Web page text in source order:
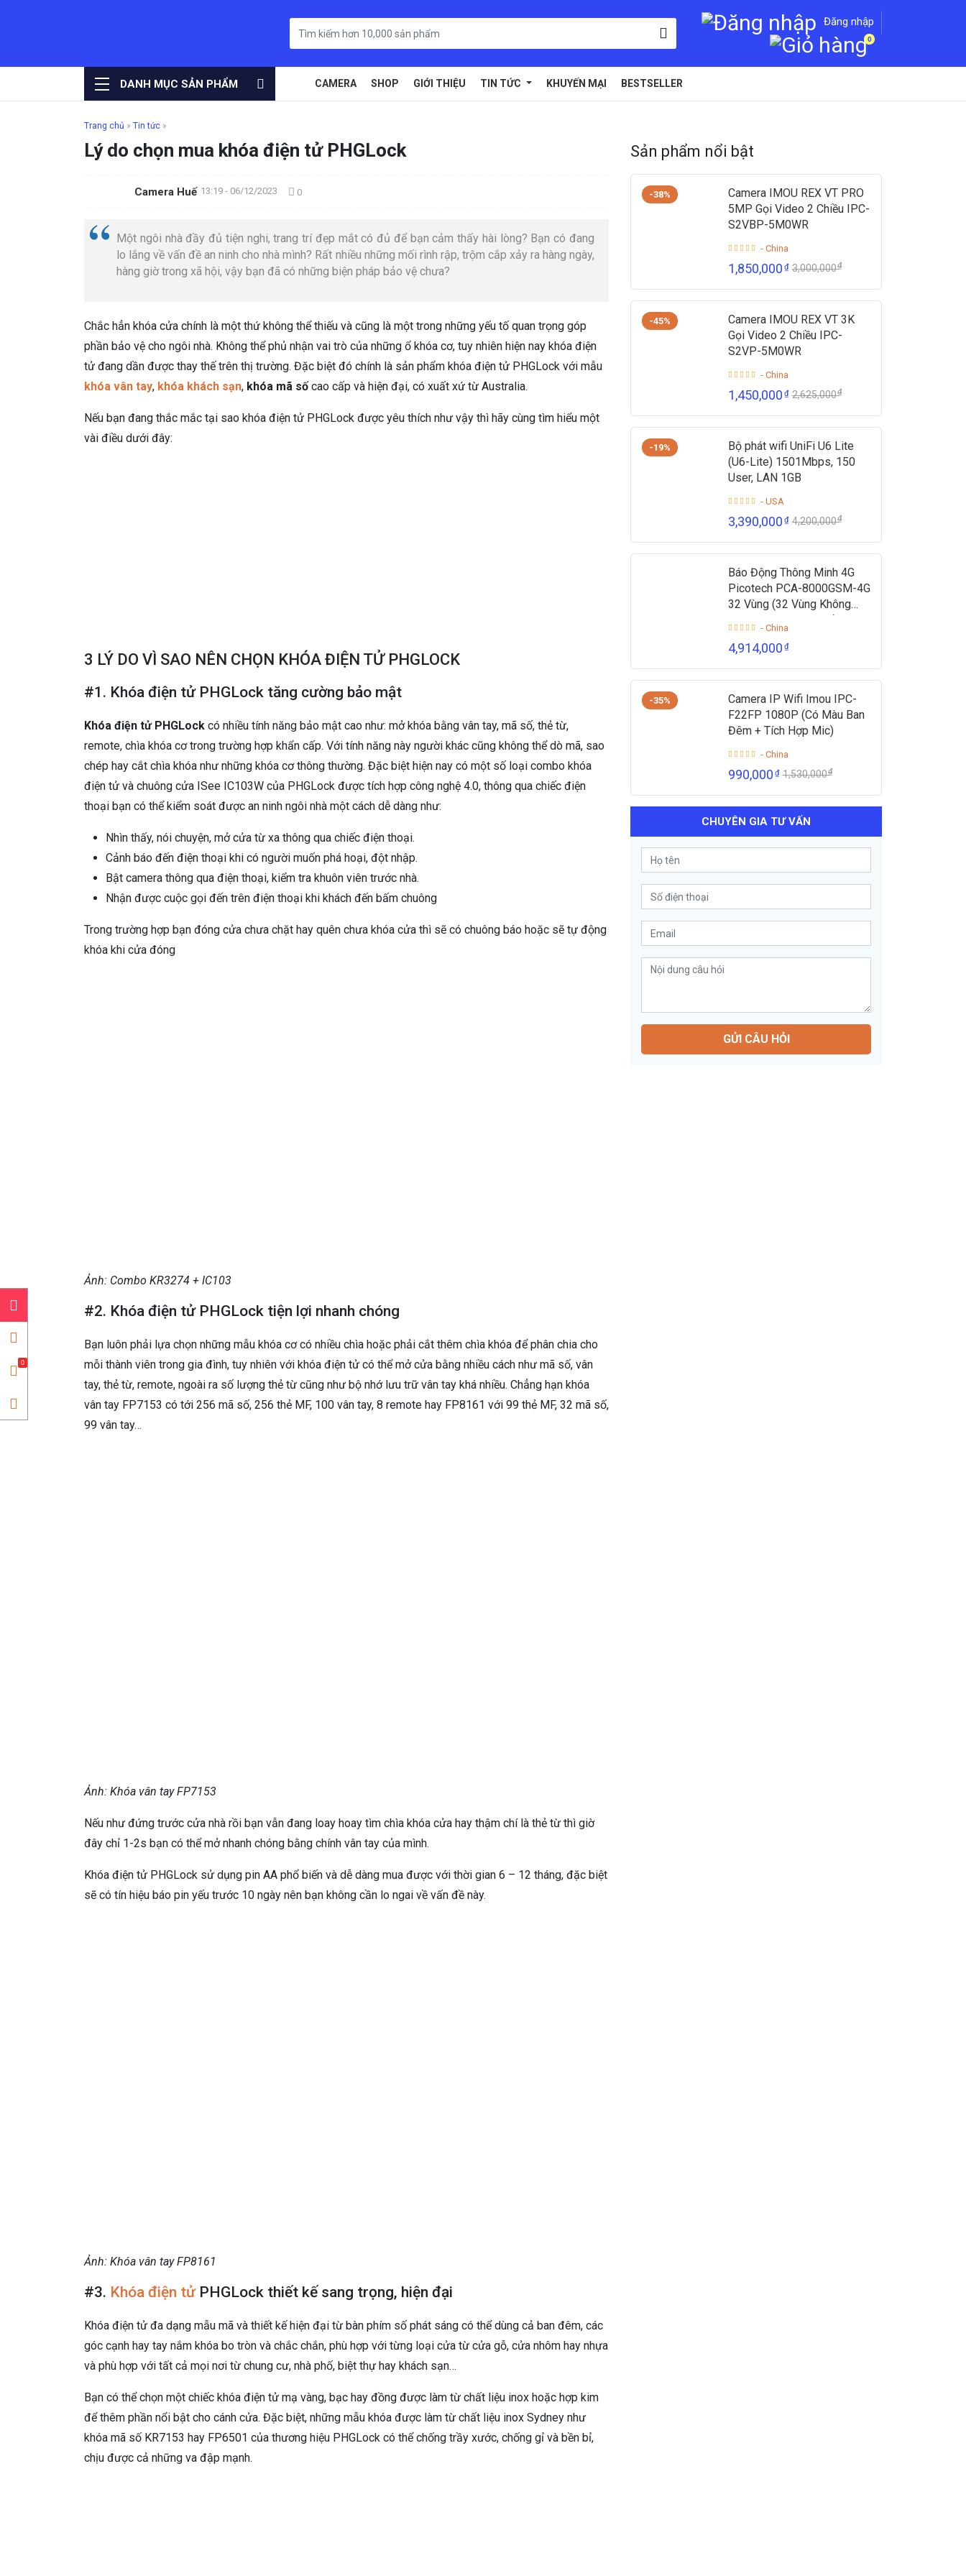
Đăng nhập
0
DANH MỤC SẢN PHẨM CAMERA SHOP GIỚI THIỆU TIN TỨC KHUYẾN MẠI BESTSELLER
Trang chủ » Tin tức »
Lý do chọn mua khóa điện tử PHGLock
Camera Huế 13:19 - 06/12/2023 0
Một ngôi nhà đầy đủ tiện nghi, trang trí đẹp mắt có đủ để bạn cảm thấy hài lòng? Bạn có đang
lo lắng về vấn đề an ninh cho nhà mình? Rất nhiều những mối rình rập, trộm cắp xảy ra hàng ngày,
hàng giờ trong xã hội, vậy bạn đã có những biện pháp bảo vệ chưa?
Chắc hẳn khóa cửa chính là một thứ không thể thiếu và cũng là một trong những yếu tố quan trọng góp
phần bảo vệ cho ngôi nhà. Không thể phủ nhận vai trò của những ổ khóa cơ, tuy nhiên hiện nay khóa điện
tử đang dần được thay thế trên thị trường. Đặc biệt đó chính là sản phẩm khóa điện tử PHGLock với mẫu
khóa vân tay, khóa khách sạn, khóa mã số cao cấp và hiện đại, có xuất xứ từ Australia.
Nếu bạn đang thắc mắc tại sao khóa điện tử PHGLock được yêu thích như vậy thì hãy cùng tìm hiểu một
vài điều dưới đây:
3 LÝ DO VÌ SAO NÊN CHỌN KHÓA ĐIỆN TỬ PHGLOCK
#1. Khóa điện tử PHGLock tăng cường bảo mật
Khóa điện tử PHGLock có nhiều tính năng bảo mật cao như: mở khóa bằng vân tay, mã số, thẻ từ,
remote, chìa khóa cơ trong trường hợp khẩn cấp. Với tính năng này người khác cũng không thể dò mã, sao
chép hay cắt chìa khóa như những khóa cơ thông thường. Đặc biệt hiện nay có một số loại combo khóa
điện tử và chuông cửa ISee IC103W của PHGLock được tích hợp công nghệ 4.0, thông qua chiếc điện
thoại bạn có thể kiểm soát được an ninh ngôi nhà một cách dễ dàng như:
Nhìn thấy, nói chuyện, mở cửa từ xa thông qua chiếc điện thoại.
Cảnh báo đến điện thoại khi có người muốn phá hoại, đột nhập.
Bật camera thông qua điện thoại, kiểm tra khuôn viên trước nhà.
Nhận được cuộc gọi đến trên điện thoại khi khách đến bấm chuông
Trong trường hợp bạn đóng cửa chưa chặt hay quên chưa khóa cửa thì sẽ có chuông báo hoặc sẽ tự động
khóa khi cửa đóng
Ảnh: Combo KR3274 + IC103
#2. Khóa điện tử PHGLock tiện lợi nhanh chóng
Bạn luôn phải lựa chọn những mẫu khóa cơ có nhiều chìa hoặc phải cắt thêm chìa khóa để phân chia cho
mỗi thành viên trong gia đình, tuy nhiên với khóa điện tử có thể mở cửa bằng nhiều cách như mã số, vân
tay, thẻ từ, remote, ngoài ra số lượng thẻ từ cũng như bộ nhớ lưu trữ vân tay khá nhiều. Chẳng hạn khóa
vân tay FP7153 có tới 256 mã số, 256 thẻ MF, 100 vân tay, 8 remote hay FP8161 với 99 thẻ MF, 32 mã số,
99 vân tay…
Ảnh: Khóa vân tay FP7153
Nếu như đứng trước cửa nhà rồi bạn vẫn đang loay hoay tìm chìa khóa cửa hay thậm chí là thẻ từ thì giờ
đây chỉ 1-2s bạn có thể mở nhanh chóng bằng chính vân tay của mình.
Khóa điện tử PHGLock sử dụng pin AA phổ biến và dễ dàng mua được với thời gian 6 – 12 tháng, đặc biệt
sẽ có tín hiệu báo pin yếu trước 10 ngày nên bạn không cần lo ngai về vấn đề này.
Ảnh: Khóa vân tay FP8161
#3. Khóa điện tửPHGLock thiết kế sang trọng, hiện đại
Khóa điện tử đa dạng mẫu mã và thiết kế hiện đại từ bàn phím số phát sáng có thể dùng cả ban đêm, các
góc cạnh hay tay nắm khóa bo tròn và chắc chắn, phù hợp với từng loại cửa từ cửa gỗ, cửa nhôm hay nhựa
và phù hợp với tất cả mọi nơi từ chung cư, nhà phố, biệt thự hay khách sạn…
Bạn có thể chọn một chiếc khóa điện tử mạ vàng, bạc hay đồng được làm từ chất liệu inox hoặc hợp kim
để thêm phần nổi bật cho cánh cửa. Đặc biệt, những mẫu khóa được làm từ chất liệu inox Sydney như
khóa mã số KR7153 hay FP6501 của thương hiệu PHGLock có thể chống trầy xước, chống gỉ và bền bỉ,
chịu được cả những va đập mạnh.
Sản phẩm nổi bật
-38%
Camera IMOU REX VT PRO
5MP Gọi Video 2 Chiều IPC-
S2VBP-5M0WR
- China
1,850,000₫ 3,000,000₫
-45%
Camera IMOU REX VT 3K
Gọi Video 2 Chiều IPC-
S2VP-5M0WR
- China
1,450,000₫ 2,625,000₫
-19%
Bộ phát wifi UniFi U6 Lite
(U6-Lite) 1501Mbps, 150
User, LAN 1GB
- USA
3,390,000₫ 4,200,000₫
Báo Động Thông Minh 4G
Picotech PCA-8000GSM-4G
32 Vùng (32 Vùng Không
- China
4,914,000₫
-35%
Camera IP Wifi Imou IPC-
F22FP 1080P (Có Màu Ban
Đêm + Tích Hợp Mic)
- China
990,000₫ 1,530,000₫
CHUYÊN GIA TƯ VẤN
GỬI CÂU HỎI
0